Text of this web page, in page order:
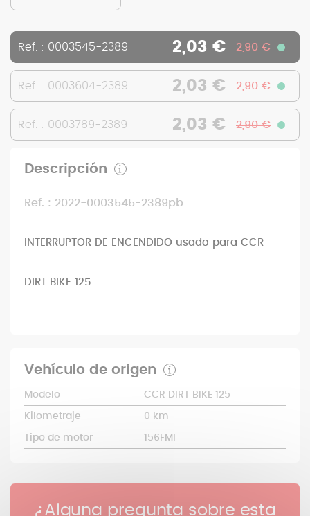
Ref. : 0003545-2389 2,03 € 2,90 €
Ref. : 0003604-2389 2,03 € 2,90 €
Ref. : 0003789-2389 2,03 € 2,90 €
Descripción
Ref. : 2022-0003545-2389pb
INTERRUPTOR DE ENCENDIDO usado para CCR
DIRT BIKE 125
Vehículo de origen
Modelo CCR DIRT BIKE 125
Kilometraje 0 km
Tipo de motor 156FMI
¿Alguna pregunta sobre esta